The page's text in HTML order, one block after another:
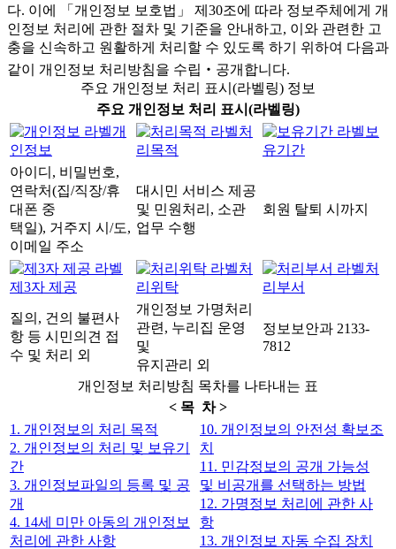
다. 이에 「개인정보 보호법」 제30조에 따라 정보주체에게 개
인정보 처리에 관한 절차 및 기준을 안내하고, 이와 관련한 고
충을 신속하고 원활하게 처리할 수 있도록 하기 위하여 다음과
같이 개인정보 처리방침을 수립‧공개합니다.
주요 개인정보 처리 표시(라벨링) 정보
주요 개인정보 처리 표시(라벨링)
개
인정보
처
리목적
보
유기간
아이디, 비밀번호,
연락처(집/직장/휴
대폰 중
택일), 거주지 시/도,
이메일 주소
대시민 서비스 제공
및 민원처리, 소관
업무 수행
회원 탈퇴 시까지
제3자 제공
처
리위탁
처
리부서
질의, 건의 불편사
항 등 시민의견 접
수 및 처리 외
개인정보 가명처리
관련, 누리집 운영
및
유지관리 외
정보보안과 2133-
7812
개인정보 처리방침 목차를 나타내는 표
< 목 차 >
1. 개인정보의 처리 목적
2. 개인정보의 처리 및 보유기
간
3. 개인정보파일의 등록 및 공
개
4. 14세 미만 아동의 개인정보
처리에 관한 사항
10. 개인정보의 안전성 확보조
치
11. 민감정보의 공개 가능성
및 비공개를 선택하는 방법
12. 가명정보 처리에 관한 사
항
13. 개인정보 자동 수집 장치